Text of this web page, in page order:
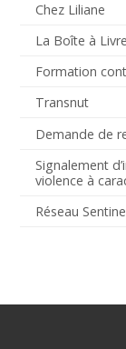
Chez Liliane
La Boîte à
Formation
Transnut
Demande de
Signalement
violence à
Réseau